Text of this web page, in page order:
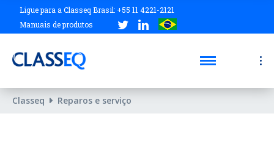
Ligue para a Classeq Brasil: +55 11 4221-2121
Manuais de produtos
Classeq Reparos e serviço